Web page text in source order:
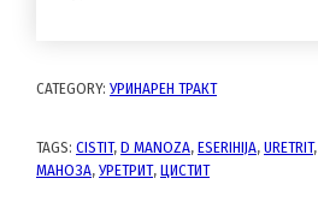
CATEGORY: УРИНАРЕН ТРАКТ
TAGS: CISTIT, D MANOZA, ESERIHIJA, URETRIT,
МАНОЗА, УРЕТРИТ, ЦИСТИТ